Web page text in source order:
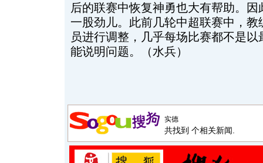
后的联赛中恢复神勇也大有帮助。
一股劲儿。此前几轮中超联赛中，
员进行调整，几乎每场比赛都不是
能说明问题。（水兵）
共找到 个相关新闻.